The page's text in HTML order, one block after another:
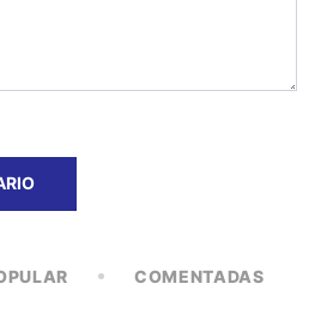
COMENTADAS